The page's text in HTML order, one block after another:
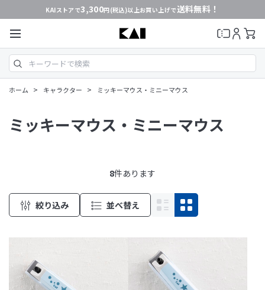
KAIストアで3,300円(税込)以上お買い上げで送料無料！
ホーム > キャラクター > ミッキーマウス・ミニーマウス
ミッキーマウス・ミニーマウス
8件あります
絞り込み 並べ替え